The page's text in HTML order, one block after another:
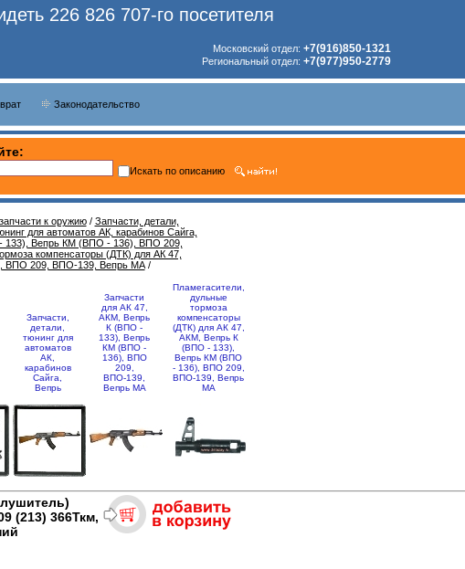
226 826 707-го посетителя
Московский отдел: +7(916)850-1321
Региональный отдел: +7(977)950-2779
Законодательство
Искать по описанию
к оружию/ Запчасти, детали,
для автоматов АК, карабинов Сайга,
133), Вепрь КМ (ВПО - 136), ВПО 209,
компенсаторы (ДТК) для АК 47,
ВПО 209, ВПО-139, Вепрь МА/
Запчасти,
детали,
тюнинг для
автоматов
АК,
карабинов
Сайга,
Вепрь
Запчасти
для АК 47,
АКМ, Вепрь
К (ВПО -
133), Вепрь
КМ (ВПО -
136), ВПО
209,
ВПО-139,
Вепрь МА
Пламегасители,
дульные
тормоза
компенсаторы
(ДТК) для АК 47,
АКМ, Вепрь К
(ВПО - 133),
Вепрь КМ (ВПО
- 136), ВПО 209,
ВПО-139, Вепрь
МА
(213) 366Ткм,